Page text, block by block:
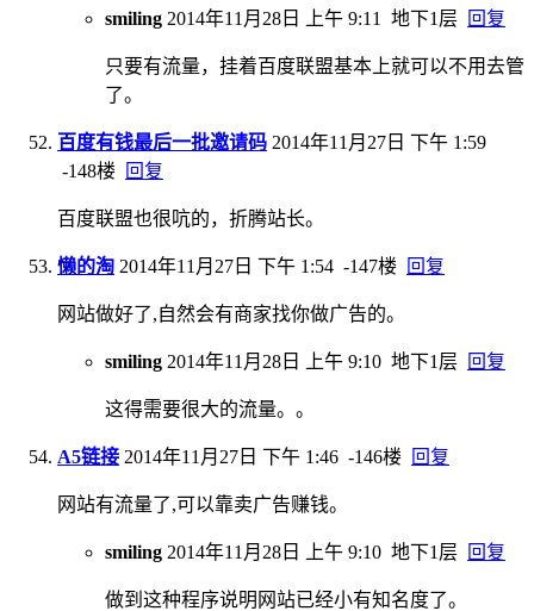
smiling 2014年11月28日 上午 9:11 地下1层 回复
只要有流量，挂着百度联盟基本上就可以不用去管
了。
百度有钱最后一批邀请码 2014年11月27日 下午 1:59
-148楼 回复
百度联盟也很吭的，折腾站长。
懒的淘 2014年11月27日 下午 1:54 -147楼 回复
网站做好了,自然会有商家找你做广告的。
smiling 2014年11月28日 上午 9:10 地下1层 回复
这得需要很大的流量。。
A5链接 2014年11月27日 下午 1:46 -146楼 回复
网站有流量了,可以靠卖广告赚钱。
smiling 2014年11月28日 上午 9:10 地下1层 回复
做到这种程序说明网站已经小有知名度了。